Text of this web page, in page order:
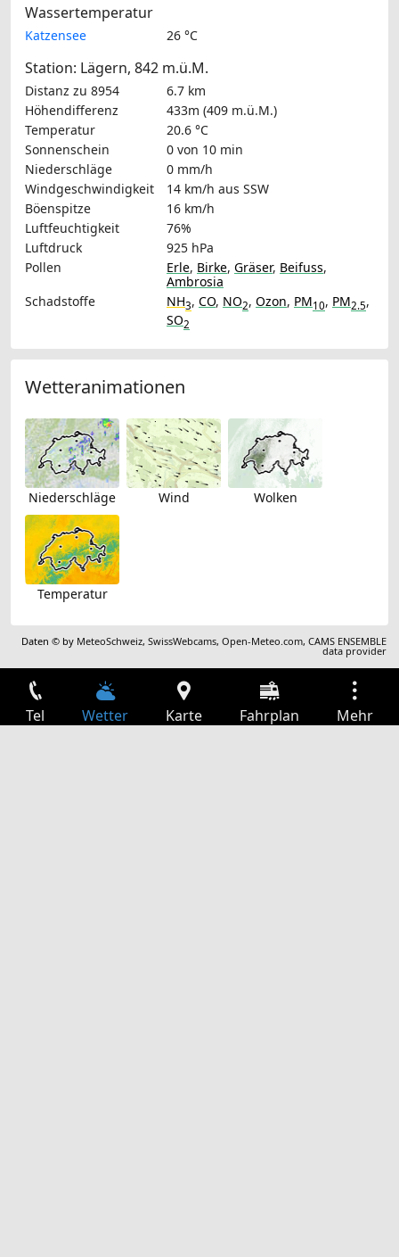
Wassertemperatur
Katzensee 26 °C
Station: Lägern, 842 m.ü.M.
Distanz zu 8954
6.7 km
Höhendifferenz
433m (409 m.ü.M.)
Temperatur
20.6 °C
Sonnenschein
0 von 10 min
Niederschläge
0 mm/h
Windgeschwindigkeit
14 km/h aus SSW
Böenspitze
16 km/h
Luftfeuchtigkeit
76%
Luftdruck
925 hPa
Pollen
Erle, Birke, Gräser, Beifuss,
Ambrosia
Schadstoffe
NH3, CO, NO2, Ozon, PM10, PM2.5,
SO2
Wetteranimationen
Niederschläge Wind Wolken
Temperatur
Daten © by MeteoSchweiz,SwissWebcams,Open-Meteo.com,CAMS ENSEMBLE
data provider
Tel Wetter Karte Fahrplan Mehr